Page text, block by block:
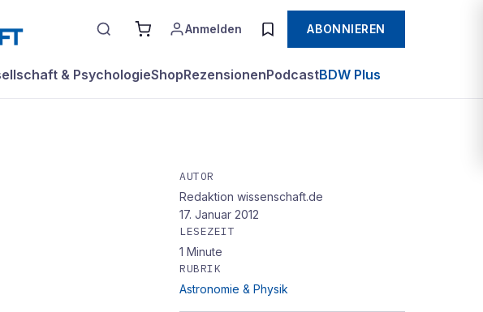
Anmelden ABONNIEREN
& PsychologieShopRezensionenPodcastBDW Plus
AUTOR
Redaktion wissenschaft.de
17. Januar 2012
LESEZEIT
1 Minute
RUBRIK
Astronomie & Physik